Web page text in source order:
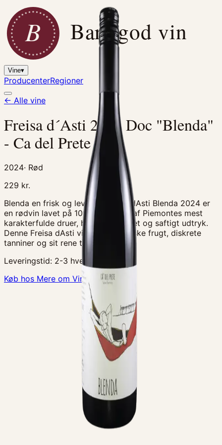
B Bare god vin
Vine▾
ProducenterRegioner
← Alle vine
Freisa d´Asti 2024 Doc "Blenda"
- Ca del Prete
2024· Rød
229 kr.
Blenda en frisk og levende Freisa dAsti Blenda 2024 er
en rødvin lavet på 100% Freisa en af Piemontes mest
karakterfulde druer, her i et mere let og saftigt udtryk.
Denne Freisa dAsti viser druens friske frugt, diskrete
tanniner og sit rene terroir-præ
Leveringstid: 2-3 hverdage
Køb hos Mere om Vin